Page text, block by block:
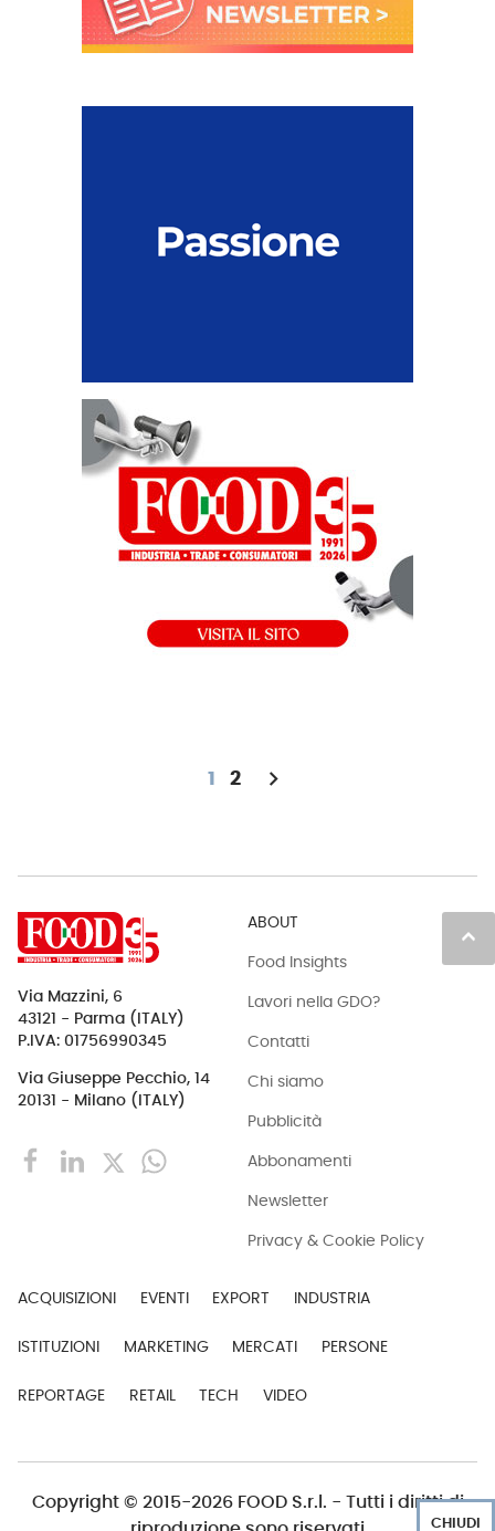
1 2 chevron_right
keyboard_arrow_up
Via Mazzini, 6
43121 - Parma (ITALY)
P.IVA: 01756990345
Via Giuseppe Pecchio, 14
20131 - Milano (ITALY)
ABOUT
Food Insights
Lavori nella GDO?
Contatti
Chi siamo
Pubblicità
Abbonamenti
Newsletter
Privacy & Cookie Policy
ACQUISIZIONI EVENTI EXPORT INDUSTRIA
ISTITUZIONI MARKETING MERCATI PERSONE
REPORTAGE RETAIL TECH VIDEO
Copyright © 2015-2026 FOOD S.r.l. - Tutti i diritti di
CHIUDI